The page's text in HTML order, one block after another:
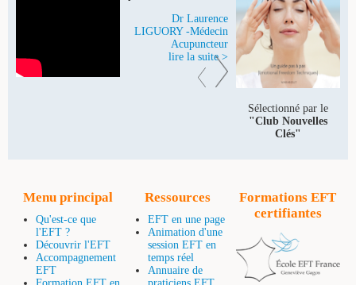
Dr Laurence
LIGUORY -Médecin
Acupuncteur
lire la suite >
Sélectionné par le
"Club Nouvelles
Clés"
Menu principal
Qu'est-ce que
l'EFT ?
Découvrir l'EFT
Accompagnement
EFT
Ressources
EFT en une page
Animation d'une
session EFT en
temps réel
Annuaire de
Formations EFT
certifiantes